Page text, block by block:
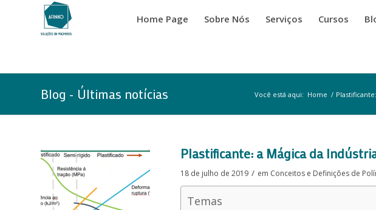
Home Page Sobre Nós Serviços Cursos
Blog - Últimas notícias Você está aqui: Home /
Plastificante: a Mágica da
18 de julho de 2019 / em Conceitos e Definições de
Temas